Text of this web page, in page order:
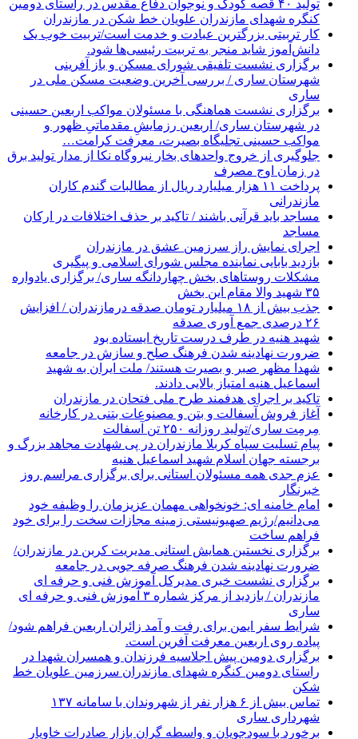
تولید ۴۰ قصه کودک و نوجوان دفاع مقدس در راستای دومین
کنگره شهدای مازندران علویان خط شکن در مازندران
کار تربیتی بزرگترین عبادت و خدمت است/تربیت خوب یک
دانش‌آموز شاید منجر به تربیت رئیسی‌ها شود.
برگزاری ‌نشست تلفیقی شورای مسکن و باز آفرینی
شهرستان ساری / بررسی آخرین وضعیت مسکن ملی در
ساری
برگزاری نشست هماهنگی با مسئولان مواکب اربعین حسینی
در شهرستان ساری/ اربعین رزمایشِ مقدماتیِ ظهور و
مواکب حسینی تجلیگاه بصیرت، معرفت کرامت…
جلوگیری از خروج واحدهای بخار نیروگاه نکا از مدار تولید برق
در زمان اوج مصرف
پرداخت ۱۱ هزار میلیارد ریال از مطالبات گندم کاران
مازندرانی
مساجد باید قرآنی باشند / تاکید بر حذف اختلافات در ارکان
مساجد
اجرای نمایش راز سرزمین عشق در مازندران
بازدید بابایی نماینده مجلس شورای اسلامی و پیگیری
مشکلات روستاهای بخش چهاردانگه ساری/ برگزاری یادواره
۳۵ شهید والا مقام این بخش
جذب بیش از ۱۸ میلیارد تومان صدقه درمازندران / افزایش
۲۶ درصدی جمع آوری صدقه
شهید هنیه در طرف درست تاریخ ایستاده بود
ضرورت نهادینه شدن فرهنگ صلح و سازش در جامعه
شهدا مظهر صبر و بصیرت هستند/ ملت ایران به شهید
اسماعیل هنیه امتیاز بالایی دادند.
تاکید بر اجرای هدفمند طرح ملی فتحان در مازندران
آغاز فروش آسفالت و بتن و مصنوعات بتنی در کارخانه
مِرمِت ساری/تولید روزانه ۲۵۰ تن آسفالت
پیام تسلیت سپاه کربلا مازندران در پی شهادت مجاهد بزرگ و
برجسته جهان اسلام شهید اسماعیل هنیه
عزم جدی همه مسئولان استانی برای برگزاری مراسم روز
خبرنگار
امام خامنه ای: خونخواهی مهمان عزیزمان را وظیفه خود
می‌دانیم/رژیم صهیونیستی زمینه مجازات سخت را برای خود
فراهم ساخت
برگزاری نخستین همایش استانی مدیریت کربن در مازندران/
ضرورت نهادینه شدن فرهنگ صرفه جویی در جامعه
برگزاری نشست خبری مدیرکل آموزش فنی و حرفه ای
مازندران / بازدید از مرکز شماره ۳ آموزش فنی و حرفه ای
ساری
شرایط سفر ایمن برای رفت و آمد زائران اربعین فراهم شود/
پیاده روی اربعین معرفت آفرین است.
برگزاری دومین پیش اجلاسیه فرزندان و همسران شهدا در
راستای دومین کنگره شهدای مازندران سرزمین علویان خط
شکن
تماس بیش از ۶ هزار نفر از شهروندان با سامانه ۱۳۷
شهرداری ساری
برخورد با سودجویان و واسطه گران بازار صادرات خاویار